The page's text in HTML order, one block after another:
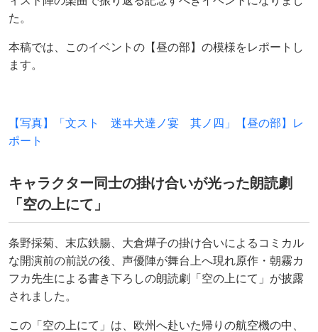
た。
本稿では、このイベントの【昼の部】の模様をレポートし
ます。
【写真】「文スト 迷ヰ犬達ノ宴 其ノ四」【昼の部】レ
ポート
キャラクター同士の掛け合いが光った朗読劇
「空の上にて」
条野採菊、末広鉄腸、大倉燁子の掛け合いによるコミカル
な開演前の前説の後、声優陣が舞台上へ現れ原作・朝霧カ
フカ先生による書き下ろしの朗読劇「空の上にて」が披露
されました。
この「空の上にて」は、欧州へ赴いた帰りの航空機の中、